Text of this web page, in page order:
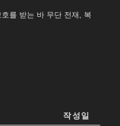
를 받는 바 무단 전재, 복
작성일